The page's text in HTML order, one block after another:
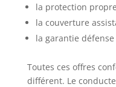
la protection
la couverture
la garantie
Toutes ces offres
différent. Le